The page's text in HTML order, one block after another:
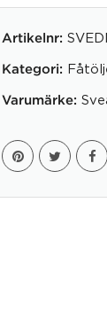
Artikelnr:
Kategori:
Varumärke: